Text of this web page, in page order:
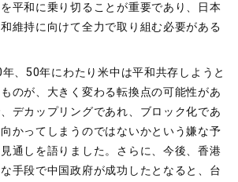
平和に乗り切ることが重要であり、日本
維持に向けて全力で取り組む必要がある
、50年にわたり米中は平和共存しようと
のが、大きく変わる転換点の可能性があ
デカップリングであれ、ブロック化であ
かってしまうのではないかという嫌な予
通しを語りました。さらに、今後、香港
手段で中国政府が成功したとなると、台